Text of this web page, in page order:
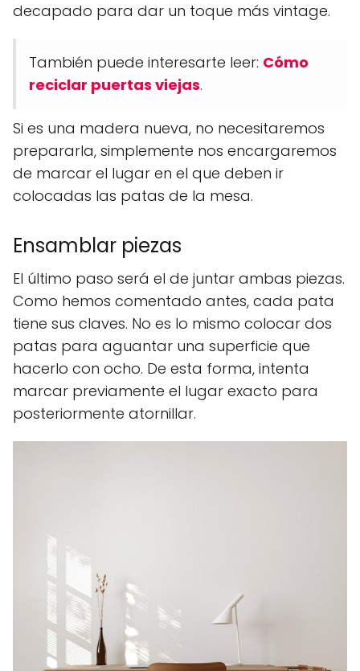
decapado para dar un toque más vintage.
También puede interesarte leer: Cómo
reciclar puertas viejas.
Si es una madera nueva, no necesitaremos
prepararla, simplemente nos encargaremos
de marcar el lugar en el que deben ir
colocadas las patas de la mesa.
Ensamblar piezas
El último paso será el de juntar ambas piezas.
Como hemos comentado antes, cada pata
tiene sus claves. No es lo mismo colocar dos
patas para aguantar una superficie que
hacerlo con ocho. De esta forma, intenta
marcar previamente el lugar exacto para
posteriormente atornillar.